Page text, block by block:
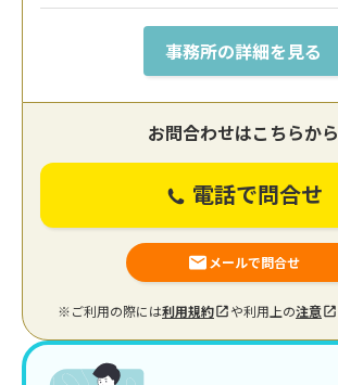
事務所の詳細を見る
お問合わせはこちらから
電話で問合せ
メールで問合せ
※ご利用の際には利用規約 や利用上の注意